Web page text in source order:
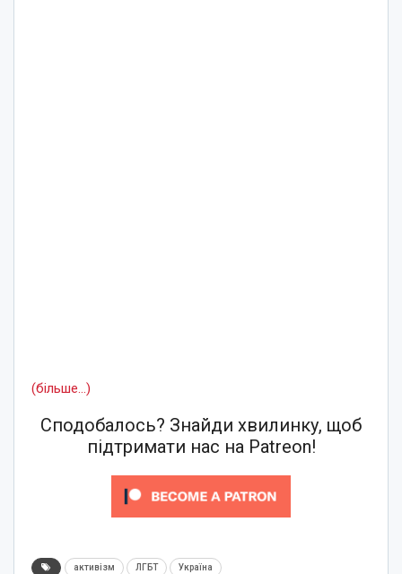
(більше…)
Сподобалось? Знайди хвилинку, щоб
підтримати нас на Patreon!
активізм ЛГБТ Україна